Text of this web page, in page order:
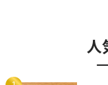
人